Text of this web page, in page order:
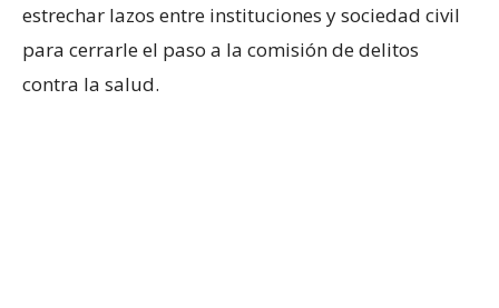
estrechar lazos entre instituciones y sociedad civil
para cerrarle el paso a la comisión de delitos
contra la salud.